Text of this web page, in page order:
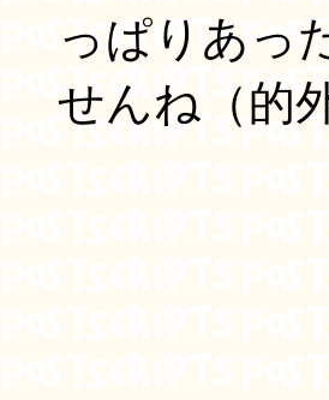
っぱりあっ
せんね（的